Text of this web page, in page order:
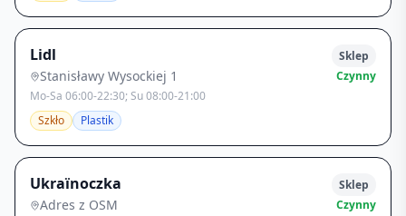
Lidl
Stanisławy Wysockiej 1
Mo-Sa 06:00-22:30; Su 08:00-21:00
Szkło
Plastik
Sklep
Czynny
Ukraïnoczka
Adres z OSM
Sklep
Czynny